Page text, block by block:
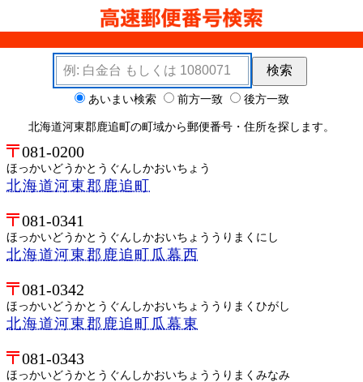
検索キーワード
検索
検索オプション あいまい検索 前方一致 後方一致
北海道河東郡鹿追町の町域から郵便番号・住所を探します。
081-0200
ほっかいどうかとうぐんしかおいちょう
北海道河東郡鹿追町
081-0341
ほっかいどうかとうぐんしかおいちょううりまくにし
北海道河東郡鹿追町瓜幕西
081-0342
ほっかいどうかとうぐんしかおいちょううりまくひがし
北海道河東郡鹿追町瓜幕東
081-0343
ほっかいどうかとうぐんしかおいちょううりまくみなみ